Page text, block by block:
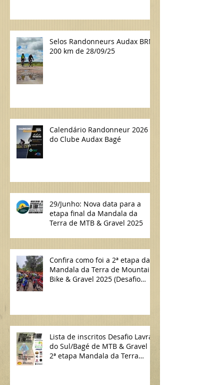
Selos Randonneurs Audax BRM
200 km de 28/09/25
Calendário Randonneur 2026
do Clube Audax Bagé
29/Junho: Nova data para a
etapa final da Mandala da
Terra de MTB & Gravel 2025
Confira como foi a 2ª etapa da
Mandala da Terra de Mountain
Bike & Gravel 2025 (Desafio
Lista de inscritos Desafio Lavras
do Sul/Bagé de MTB & Gravel |
2ª etapa Mandala da Terra